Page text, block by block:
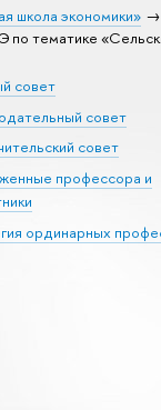
школа экономики»
тематике
совет
совет
совет
профессора и
ординарных